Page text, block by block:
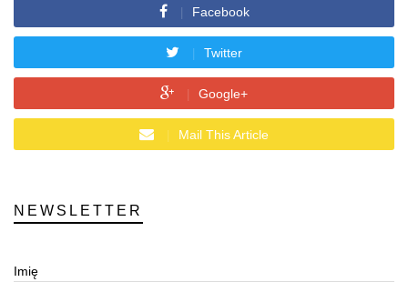
Facebook
Twitter
Google+
Mail This Article
NEWSLETTER
Imię